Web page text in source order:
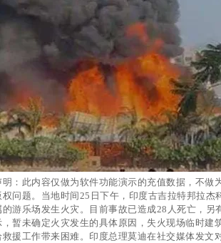
明：此内容仅做为软件功能演示的充值数据，不做
权问题。当地时间25日下午，印度古吉拉特邦拉杰
的游乐场发生火灾。目前事故已造成28人死亡，另
，暂未确定火灾发生的具体原因，失火现场临时建
救援工作带来困难。印度总理莫迪在社交媒体发文